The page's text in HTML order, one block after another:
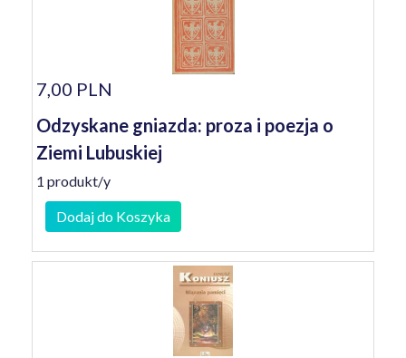
7,00 PLN
Odzyskane gniazda: proza i poezja o
Ziemi Lubuskiej
1 produkt/y
Dodaj do Koszyka